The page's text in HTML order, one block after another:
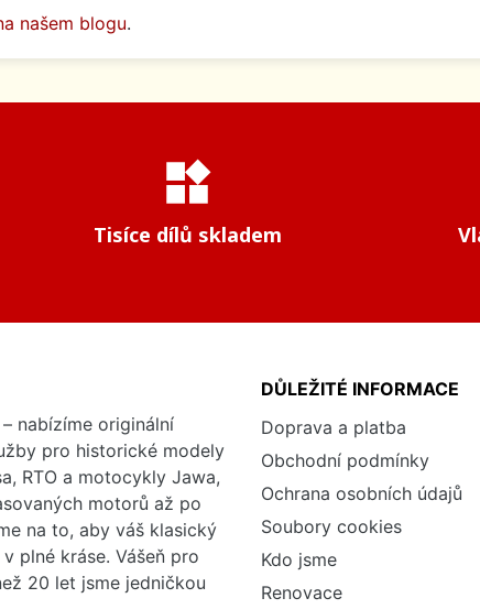
našem blogu.
widgets
Tisíce dílů skladem
nabízíme originální
pro historické modely
RTO a motocykly Jawa,
motorů až po
na to, aby váš klasický
plné kráse. Vášeň pro
20 let jsme jedničkou
DŮLEŽITÉ INFORMACE
Doprava a platba
Obchodní podmínky
Ochrana osobních údajů
Soubory cookies
Kdo jsme
Renovace